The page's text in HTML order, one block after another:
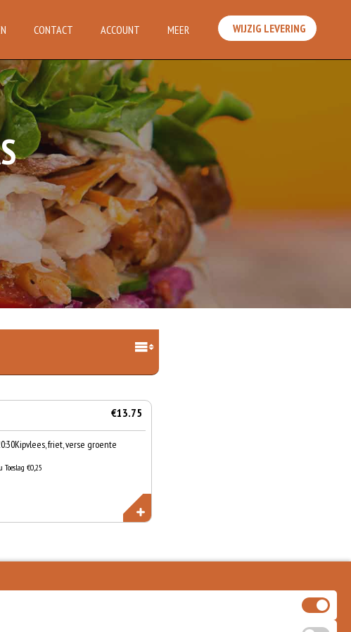
CONTACT ACCOUNT MEER WIJZIG LEVERING
€13.75
friet, verse groente
€0,25